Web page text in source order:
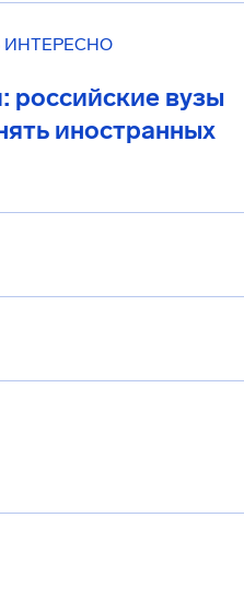
российские вузы
иностранных